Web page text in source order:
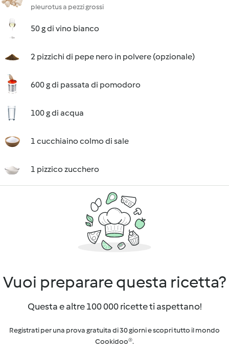
pleurotus a pezzi grossi
50 g di vino bianco
2 pizzichi di pepe nero in polvere (opzionale)
600 g di passata di pomodoro
100 g di acqua
1 cucchiaino colmo di sale
1 pizzico zucchero
Vuoi preparare questa ricetta?
Questa e altre 100 000 ricette ti aspettano!
Registrati per una prova gratuita di 30 giorni e scopri tutto il mondo
Cookidoo®.